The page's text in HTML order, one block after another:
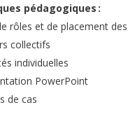
pédagogiques :
rôles et de placement
collectifs
individuelles
PowerPoint
de cas